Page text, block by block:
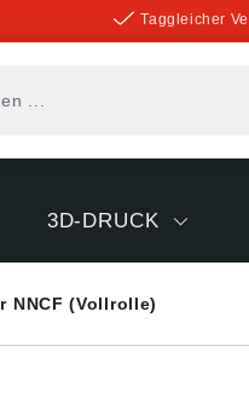
Taggleicher
3D-DRUCK
NNCF (Vollrolle)